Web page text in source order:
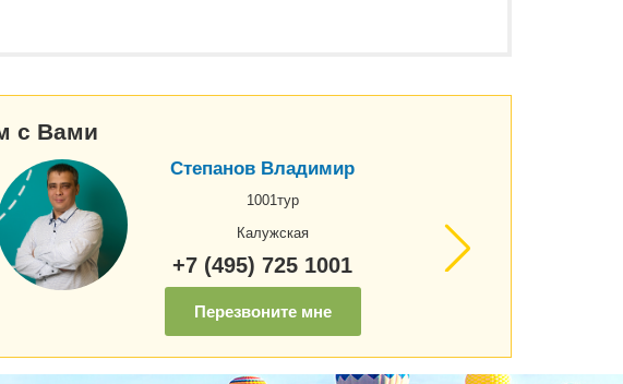
с Вами
Степанов Владимир
1001тур
Калужская
+7 (495) 725 1001
Перезвоните мне